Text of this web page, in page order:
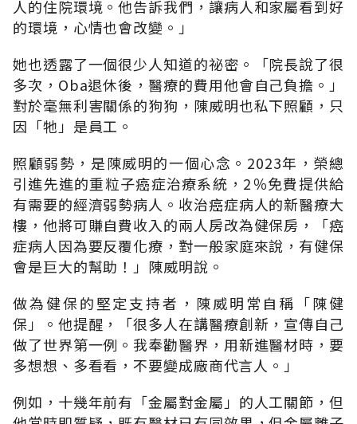
人的住院環境。他告訴我們，讓病人和家屬看到好
的環境，心情也會改變 。」
她也透露了一個很少人知道的祕密 。「院長說了很
多次，Oba退休後，醫療的費用他會自己負擔 。」
對於毫無利害關係的狗狗，陳威明也私下照顧，只
因「牠」是員工 。
照顧弱勢，是陳威明的一個心念。2023年，榮總
引進先進的重粒子癌症治療系統，2％免費提供給
有需要的經濟弱勢病人。收治癌症病人的新醫療大
樓，他將可賺自費收入的兩人房改為健保房，「癌
症病人因為要反覆化療，對一般家庭來說，有健保
會是巨大的幫助 ！」 陳威明說 。
做為健保的堅定支持者，陳威明常自稱「陳健
保 」。 他提醒 ，「很多人在講醫療創新，宣傳自己
做了世界第一例。我奉勸醫界，用新進醫材時，要
多想想、多看看，不要變成廠商代言人 。」
例如，十幾年前有「金屬對金屬」的人工關節，但